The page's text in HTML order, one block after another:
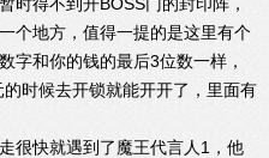
个地方，值得一提的是这里有个
字和你的钱的最后3位数一样，
时候去开锁就能开开了，里面有
走很快就遇到了魔王代言人1，他